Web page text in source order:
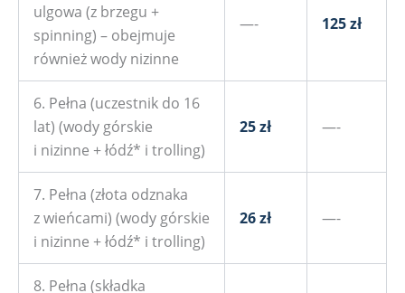
ulgowa (z brzegu +
spinning) – obejmuje
również wody nizinne
—- 125 zł
6. Pełna (uczestnik do 16
lat) (wody górskie
i nizinne + łódź* i trolling)
25 zł —-
7. Pełna (złota odznaka
z wieńcami) (wody górskie
i nizinne + łódź* i trolling)
26 zł —-
8. Pełna (składka